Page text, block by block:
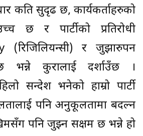
कति सुदृढ छ, कार्यकर्ताहरुको
छ र पार्टीको प्रतिरोधी
(रिजिलियन्सी) र जुझारुपन
कुरालाई दर्शाउँछ ।
सन्देश भनेको हाम्रो पार्टी
पनि अनुकूलतामा बदल्न
पनि जुझ्न सक्षम छ भन्ने हो